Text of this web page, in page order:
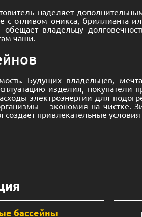
наделяет
отливом оникса, бриллианта
владельцу
чаши.
Будущих владельцев,
изделия, покупатели
электроэнергии для
– экономия на чистке.
привлекательные
бассейны